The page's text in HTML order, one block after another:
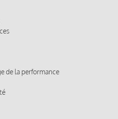
de la performance